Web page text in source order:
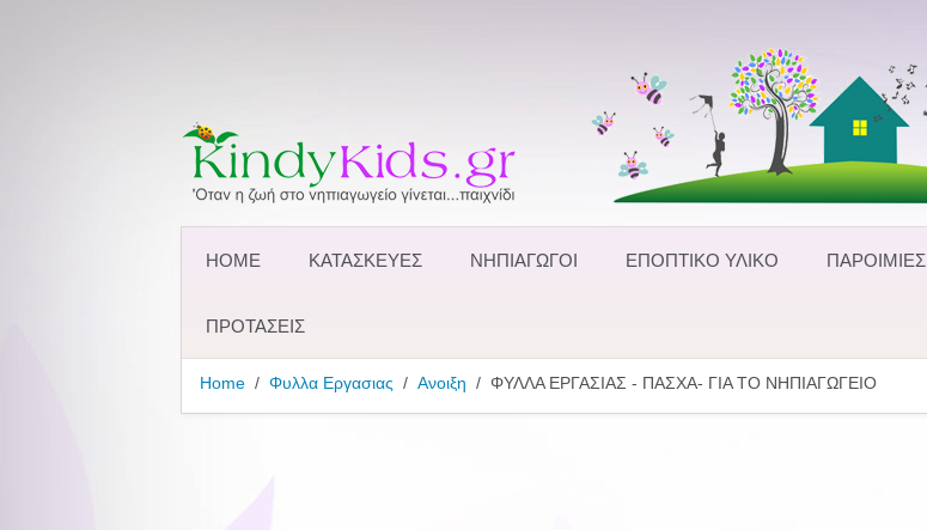
HOME ΚΑΤΑΣΚΕΥΕΣ ΝΗΠΙΑΓΩΓΟΙ ΕΠΟΠΤΙΚΟ ΥΛΙΚΟ ΠΑΡΟΙΜΙΕΣ
ΠΡΟΤΑΣΕΙΣ
Home Φυλλα Εργασιας Ανοιξη ΦΥΛΛΑ ΕΡΓΑΣΙΑΣ - ΠΑΣΧΑ- ΓΙΑ ΤΟ ΝΗΠΙΑΓΩΓΕΙΟ